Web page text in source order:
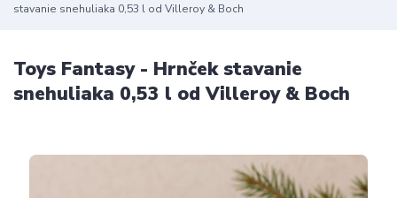
stavanie snehuliaka 0,53 l od Villeroy & Boch
Toys Fantasy - Hrnček stavanie
snehuliaka 0,53 l od Villeroy & Boch